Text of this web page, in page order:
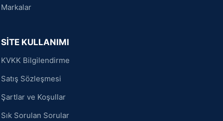
Markalar
SİTE KULLANIMI
KVKK Bilgilendirme
Satış Sözleşmesi
Şartlar ve Koşullar
Sık Sorulan Sorular